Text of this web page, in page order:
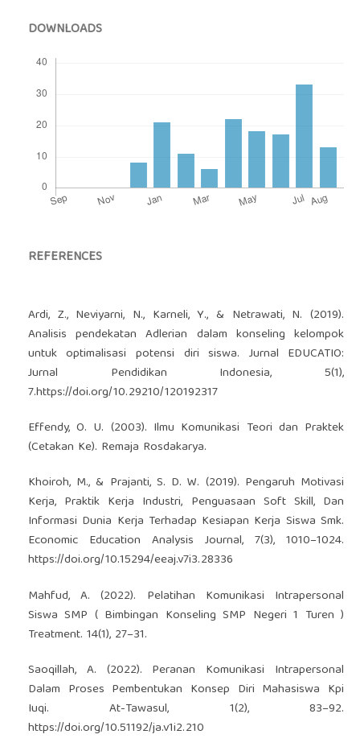
DOWNLOADS
REFERENCES
Ardi, Z., Neviyarni, N., Karneli, Y., & Netrawati, N. (2019).
Analisis pendekatan Adlerian dalam konseling kelompok
untuk optimalisasi potensi diri siswa. Jurnal EDUCATIO:
Jurnal Pendidikan Indonesia, 5(1),
7.https://doi.org/10.29210/120192317
Effendy, O. U. (2003). Ilmu Komunikasi Teori dan Praktek
(Cetakan Ke). Remaja Rosdakarya.
Khoiroh, M., & Prajanti, S. D. W. (2019). Pengaruh Motivasi
Kerja, Praktik Kerja Industri, Penguasaan Soft Skill, Dan
Informasi Dunia Kerja Terhadap Kesiapan Kerja Siswa Smk.
Economic Education Analysis Journal, 7(3), 1010–1024.
https://doi.org/10.15294/eeaj.v7i3.28336
Mahfud, A. (2022). Pelatihan Komunikasi Intrapersonal
Siswa SMP ( Bimbingan Konseling SMP Negeri 1 Turen )
Treatment. 14(1), 27–31.
Saoqillah, A. (2022). Peranan Komunikasi Intrapersonal
Dalam Proses Pembentukan Konsep Diri Mahasiswa Kpi
Iuqi. At-Tawasul, 1(2), 83–92.
https://doi.org/10.51192/ja.v1i2.210